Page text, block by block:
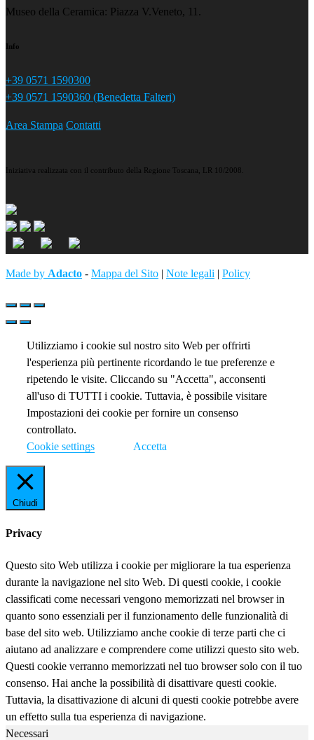
Museo della Ceramica: Piazza V.Veneto, 11.
Info
+39 0571 1590300
+39 0571 1590360 (Benedetta Falteri)
Area Stampa Contatti
Iniziativa realizzata con il contributo della Regione Toscana, LR 10/2008.
Made by Adacto - Mappa del Sito | Note legali | Policy
Utilizziamo i cookie sul nostro sito Web per offrirti
l'esperienza più pertinente ricordando le tue preferenze e
ripetendo le visite. Cliccando su "Accetta", acconsenti
all'uso di TUTTI i cookie. Tuttavia, è possibile visitare
Impostazioni dei cookie per fornire un consenso
controllato.
Cookie settings
Accetta
Chiudi
Privacy
Questo sito Web utilizza i cookie per migliorare la tua esperienza
durante la navigazione nel sito Web. Di questi cookie, i cookie
classificati come necessari vengono memorizzati nel browser in
quanto sono essenziali per il funzionamento delle funzionalità di
base del sito web. Utilizziamo anche cookie di terze parti che ci
aiutano ad analizzare e comprendere come utilizzi questo sito web.
Questi cookie verranno memorizzati nel tuo browser solo con il tuo
consenso. Hai anche la possibilità di disattivare questi cookie.
Tuttavia, la disattivazione di alcuni di questi cookie potrebbe avere
un effetto sulla tua esperienza di navigazione.
Necessari